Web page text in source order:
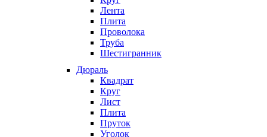
Лента
Плита
Проволока
Труба
Шестигранник
Дюраль
Квадрат
Круг
Лист
Плита
Пруток
Уголок